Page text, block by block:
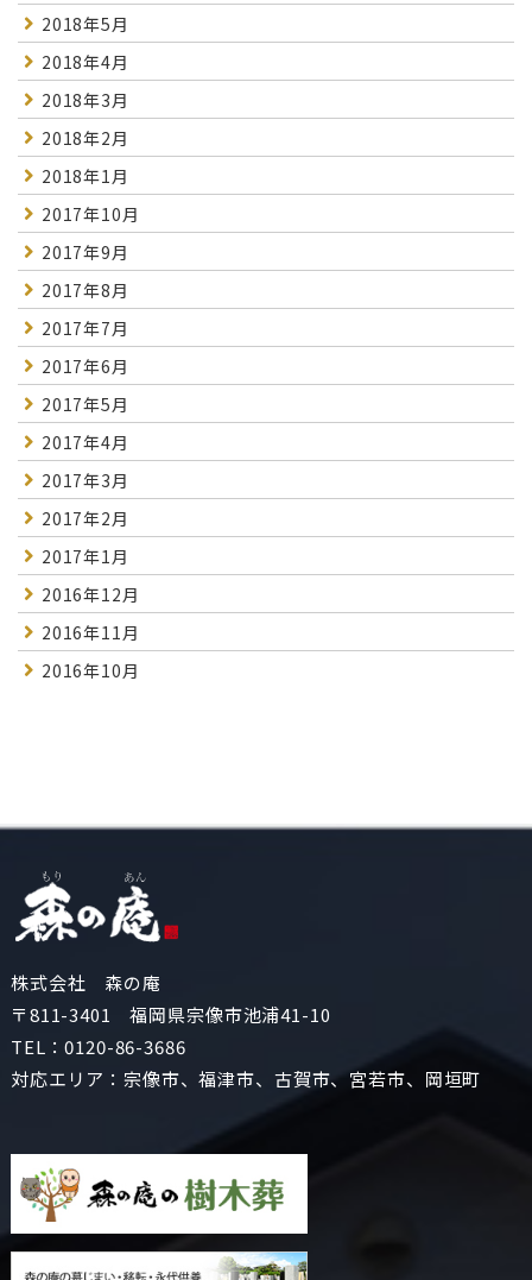
2018年5月
2018年4月
2018年3月
2018年2月
2018年1月
2017年10月
2017年9月
2017年8月
2017年7月
2017年6月
2017年5月
2017年4月
2017年3月
2017年2月
2017年1月
2016年12月
2016年11月
2016年10月
株式会社 森の庵
〒811-3401 福岡県宗像市池浦41-10
TEL：0120-86-3686
対応エリア：宗像市、福津市、古賀市、宮若市、岡垣町